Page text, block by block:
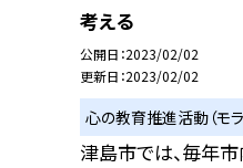
考える
公開日 2023/02/02
更新日 2023/02/02
心の教育推進活動（モ
津島市では、毎年